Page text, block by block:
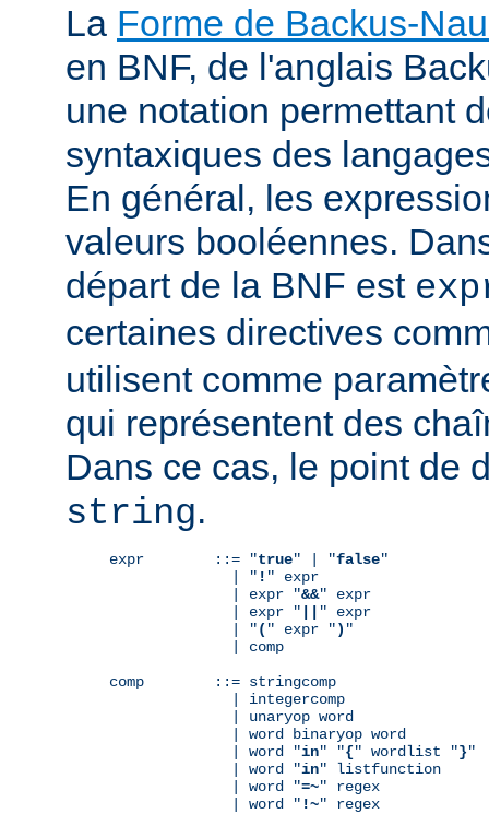
La Forme de Backus-
en BNF, de l'anglais
une notation permettant
syntaxiques des
En général, les
valeurs booléennes.
départ de la BNF est
certaines directives
utilisent comme
qui représentent des
Dans ce cas, le point de
string.
expr        ::= "true" | "false"
              | "
! " expr
              | expr "
&&" expr
              | expr "
" expr
              | "
( " expr ") "
              | comp
comp        ::= stringcomp
              | integercomp
              | unaryop word
              | word binaryop word
              | word "
in" "{" wordlist "}"
              | word "
in" listfunction
              | word "
=~" regex
              | word "
!~" regex